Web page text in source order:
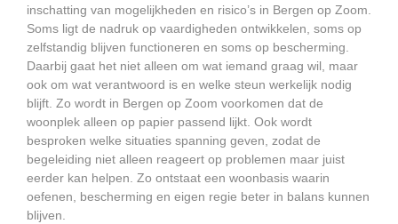
inschatting van mogelijkheden en risico’s in Bergen op Zoom.
Soms ligt de nadruk op vaardigheden ontwikkelen, soms op
zelfstandig blijven functioneren en soms op bescherming.
Daarbij gaat het niet alleen om wat iemand graag wil, maar
ook om wat verantwoord is en welke steun werkelijk nodig
blijft. Zo wordt in Bergen op Zoom voorkomen dat de
woonplek alleen op papier passend lijkt. Ook wordt
besproken welke situaties spanning geven, zodat de
begeleiding niet alleen reageert op problemen maar juist
eerder kan helpen. Zo ontstaat een woonbasis waarin
oefenen, bescherming en eigen regie beter in balans kunnen
blijven.